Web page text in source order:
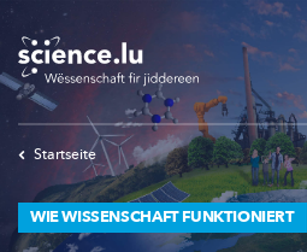
Skip
main
content
Startseite
WIE WISSENSCHAFT FUNKTIONIERT